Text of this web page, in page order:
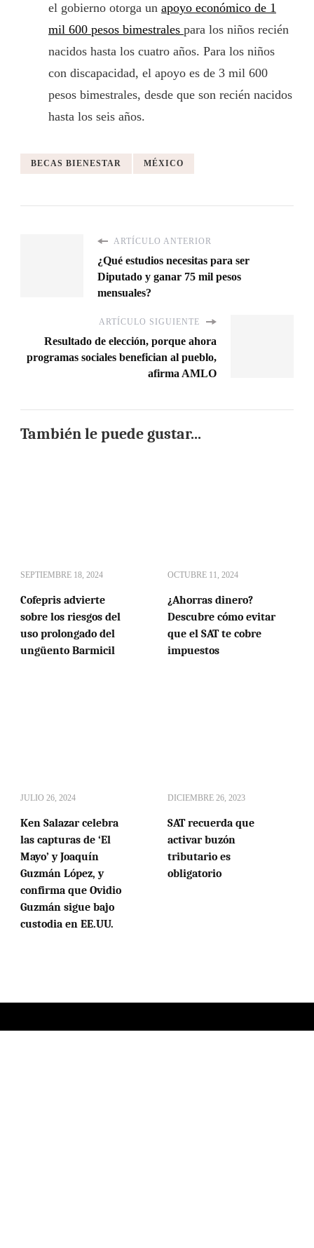
el gobierno otorga un apoyo económico de 1
mil 600 pesos bimestrales para los niños recién
nacidos hasta los cuatro años. Para los niños
con discapacidad, el apoyo es de 3 mil 600
pesos bimestrales, desde que son recién nacidos
hasta los seis años.
BECAS BIENESTAR MÉXICO
ARTÍCULO ANTERIOR
¿Qué estudios necesitas para ser
Diputado y ganar 75 mil pesos
mensuales?
ARTÍCULO SIGUIENTE
Resultado de elección, porque ahora
programas sociales benefician al pueblo,
afirma AMLO
También le puede gustar...
SEPTIEMBRE 18, 2024
Cofepris advierte
sobre los riesgos del
uso prolongado del
ungüento Barmicil
OCTUBRE 11, 2024
¿Ahorras dinero?
Descubre cómo evitar
que el SAT te cobre
impuestos
JULIO 26, 2024
Ken Salazar celebra
las capturas de ‘El
Mayo’ y Joaquín
Guzmán López, y
confirma que Ovidio
Guzmán sigue bajo
custodia en EE.UU.
DICIEMBRE 26, 2023
SAT recuerda que
activar buzón
tributario es
obligatorio